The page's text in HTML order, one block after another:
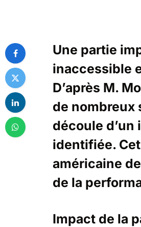
Une partie
inaccessible
D’après M.
de nombreux
découle d’un
identifiée.
américaine
de la
Impact de la